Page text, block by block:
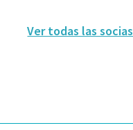
Ver todas las socias